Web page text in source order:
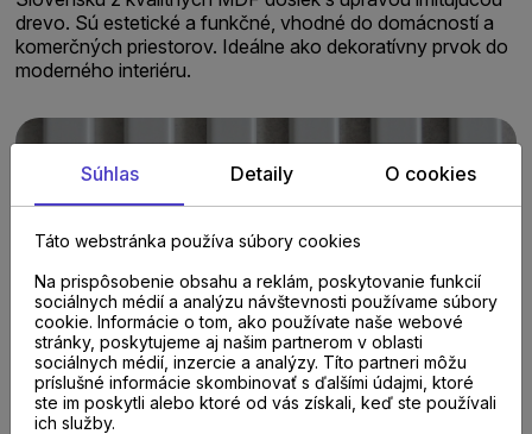
drevo. Sú estetické a funkčné, vhodné do domácností a
komerčných priestorov. Ideálne ako dekoratívny prvok do
moderného interiéru.
Súhlas Detaily O cookies
Táto webstránka používa súbory cookies
Na prispôsobenie obsahu a reklám, poskytovanie funkcií
sociálnych médií a analýzu návštevnosti používame súbory
cookie. Informácie o tom, ako používate naše webové
stránky, poskytujeme aj našim partnerom v oblasti
sociálnych médií, inzercie a analýzy. Títo partneri môžu
príslušné informácie skombinovať s ďalšími údajmi, ktoré
ste im poskytli alebo ktoré od vás získali, keď ste používali
ich služby.